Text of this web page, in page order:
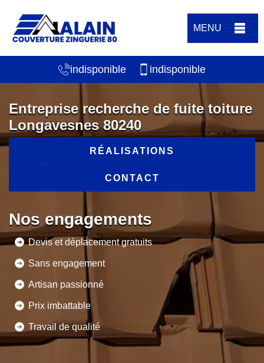
MENU
indisponible indisponible
Entreprise recherche de fuite toiture
Longavesnes 80240
RÉALISATIONS
CONTACT
Nos engagements
Devis et déplacement gratuits
Sans engagement
Artisan passionné
Prix imbattable
Travail de qualité